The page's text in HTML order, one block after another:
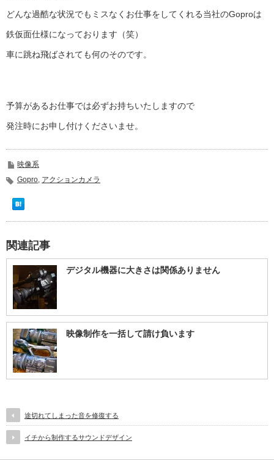
どんな過酷な状況でもミスなくお仕事をしてくれる当社のGoproは
鉄仮面仕様になっております（笑）
車に跳ね飛ばされても何のそのです。
予算があるお仕事では必ずお持ちいたしますので
発注時にお申し付けくださいませ。
映像系
Gopro, アクションカメラ
関連記事
デジタル機器に大きさは関係ありません
映像制作を一括して請け負います
途切れてしまった音を修復する
イチから制作するサウンドデザイン